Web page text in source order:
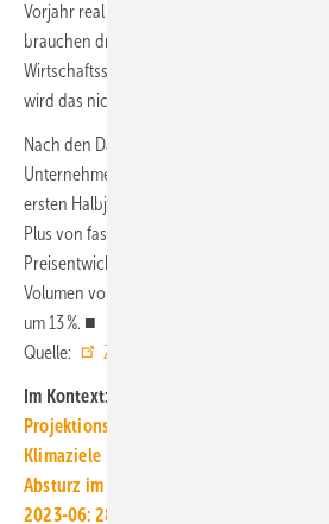
Vorjahr real ca. 13 %, beim anteilsstarken
brauchen dringend Wachstums-Chancen-
Wirtschaftsstandort Deutschland. Ohne
wird das nicht fruchten.“
Nach den Daten des Statistischen
Unternehmen im Bauhauptgewerbe mit 20
ersten Halbjahr 2023 einen Umsatz von ca.
Plus von fast 6 %, real, d.h. unter
Preisentwicklung, ein Minus von 5,5 %. Die
Volumen von ca. 49,7 Mrd. Euro, ein
um 13 %. ■
Quelle:
ZDB
Im Kontext:
Projektionsbericht 2023: Fortschritte
Klimaziele
Absturz im Wohnungsbau: „Es braut sich
2023-06: 28,5 % weniger